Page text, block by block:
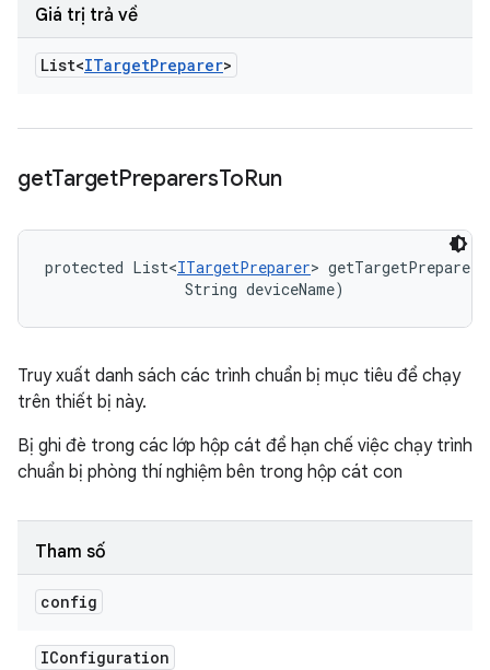
Giá trị trả về
List<ITargetPreparer>
getTargetPreparersToRun
protected List<ITargetPreparer>
                String deviceName)
Truy xuất danh sách các trình chuẩn bị mục tiêu để chạy
trên thiết bị này.
Bị ghi đè trong các lớp hộp cát để hạn chế việc chạy trình
chuẩn bị phòng thí nghiệm bên trong hộp cát con
Tham số
config
IConfiguration